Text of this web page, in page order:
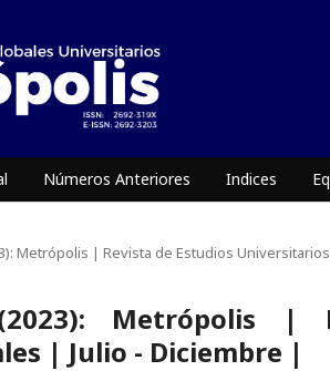
Números Anteriores Indices
Metrópolis | Revista de Estudios
Metrópolis |
| Julio - Diciembre |